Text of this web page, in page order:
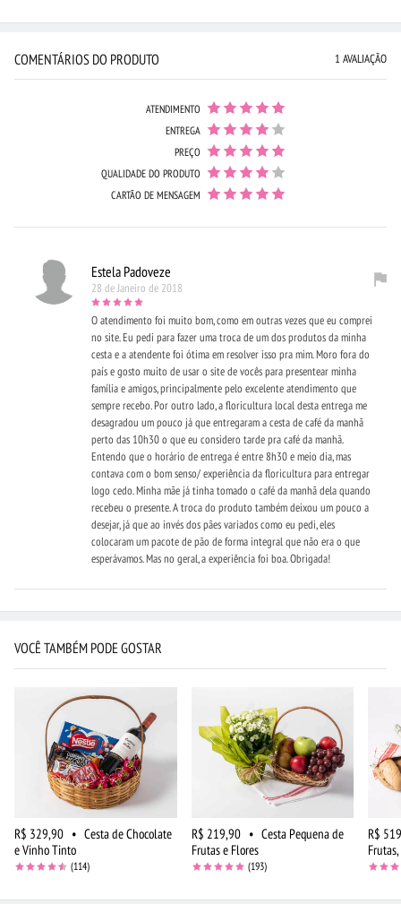
COMENTÁRIOS DO PRODUTO 1 AVALIAÇÃO
ATENDIMENTO
ENTREGA
PREÇO
QUALIDADE DO PRODUTO
CARTÃO DE MENSAGEM
Estela Padoveze
28 de Janeiro de 2018
O atendimento foi muito bom, como em outras vezes que eu comprei
no site. Eu pedi para fazer uma troca de um dos produtos da minha
cesta e a atendente foi ótima em resolver isso pra mim. Moro fora do
país e gosto muito de usar o site de vocês para presentear minha
família e amigos, principalmente pelo excelente atendimento que
sempre recebo. Por outro lado, a floricultura local desta entrega me
desagradou um pouco já que entregaram a cesta de café da manhã
perto das 10h30 o que eu considero tarde pra café da manhã.
Entendo que o horário de entrega é entre 8h30 e meio dia, mas
contava com o bom senso/ experiência da floricultura para entregar
logo cedo. Minha mãe já tinha tomado o café da manhã dela quando
recebeu o presente. A troca do produto também deixou um pouco a
desejar, já que ao invés dos pães variados como eu pedi, eles
colocaram um pacote de pão de forma integral que não era o que
esperávamos. Mas no geral, a experiência foi boa. Obrigada!
VOCÊ TAMBÉM PODE GOSTAR
R$ 329,90 • Cesta de Chocolate
e Vinho Tinto
(114)
R$ 219,90 • Cesta Pequena de
Frutas e Flores
(193)
R$